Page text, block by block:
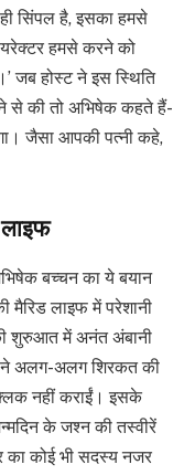
सिंपल है, इसका हमसे
हमसे करने को
जब होस्ट ने इस स्थिति
से की तो अभिषेक कहते हैं-
जैसा आपकी पत्नी कहे,
लाइफ
बच्चन का ये बयान
लाइफ में परेशानी
शुरुआत में अनंत अंबानी
ने अलग-अलग शिरकत की
नहीं कराईं। इसके
के जश्न की तस्वीरें
का कोई भी सदस्य नजर